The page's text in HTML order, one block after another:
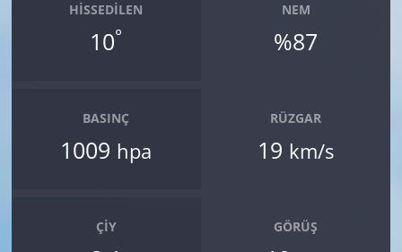
HISSEDILEN
10°
NEM
%87
BASINÇ
1009 hpa
RÜZGAR
19 km/s
ÇIY GÖRÜŞ